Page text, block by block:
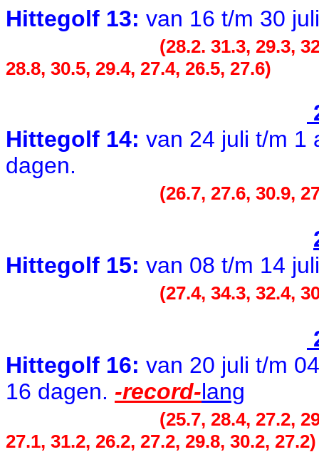
Hittegolf 13: van 16 t/m 30
(28.2. 31.3, 29.3,
28.8, 30.5, 29.4, 27.4, 26.5, 27.6)
Hittegolf 14: van 24 juli t/m 1
dagen.
(26.7, 27.6, 30.9,
Hittegolf 15: van 08 t/m 14
(27.4, 34.3, 32.4,
Hittegolf 16: van 20 juli t/m
16 dagen. -record-lang
(25.7, 28.4, 27.2,
27.1, 31.2, 26.2, 27.2, 29.8, 30.2, 27.2)